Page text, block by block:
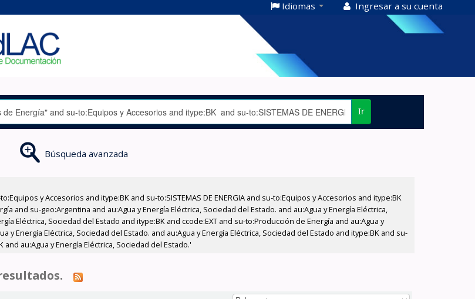
Idiomas Ingresar a su cuenta
Ir
Búsqueda avanzada
y Accesorios and itype:BK and su-to:SISTEMAS DE ENERGIA and su-to:Equipos y Accesorios and itype:BK
and su-geo:Argentina and au:Agua y Energía Eléctrica, Sociedad del Estado. and au:Agua y Energía Eléctrica,
Eléctrica, Sociedad del Estado and itype:BK and ccode:EXT and su-to:Producción de Energía and au:Agua y
y Energía Eléctrica, Sociedad del Estado. and au:Agua y Energía Eléctrica, Sociedad del Estado and itype:BK and su-
au:Agua y Energía Eléctrica, Sociedad del Estado.'